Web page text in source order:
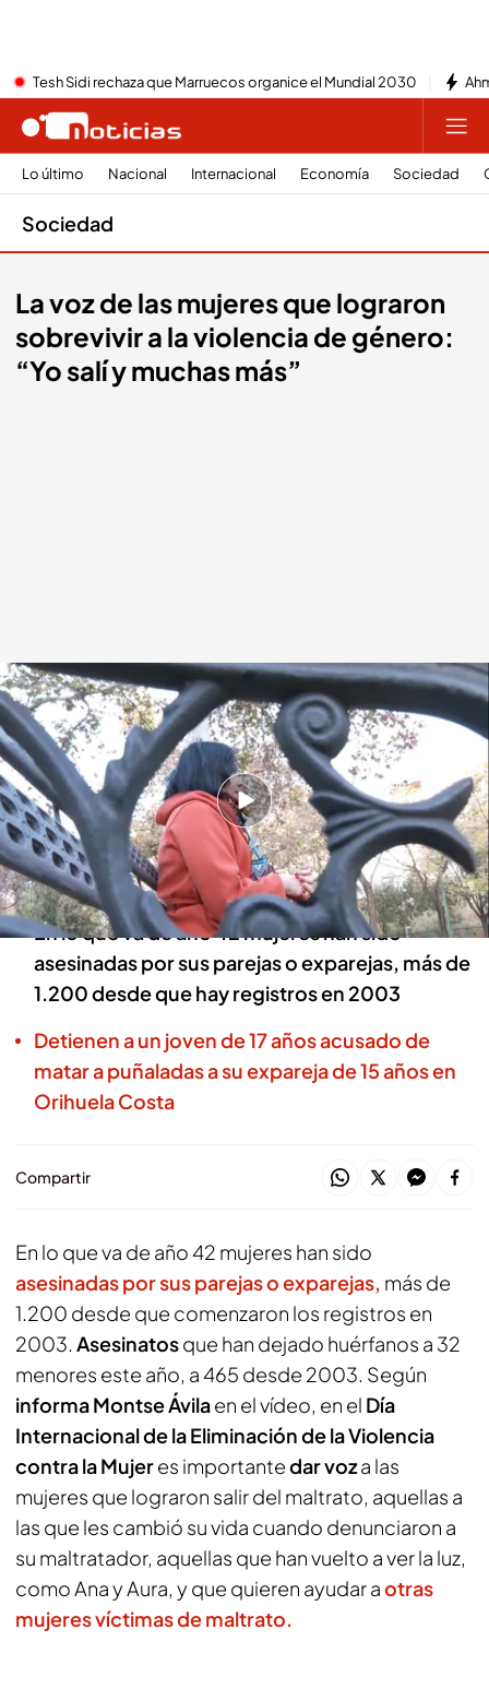
Tesh Sidi rechaza que Marruecos organice el Mundial 2030
Lo último Nacional Internacional Economía Sociedad
Sociedad
La voz de las mujeres que lograron
sobrevivir a la violencia de género:
“Yo salí y muchas más”
El relato de dos mujeres que sobrevivieron a la violencia de género
Redacción digital Noticias Cuatro
25 NOV 2024 - 20:54h.
Ana y Aura fueron víctimas de la violencia de
género e insisten en la importancia de que las
víctimas cuenten lo que les ocurre
En lo que va de año 42 mujeres han sido
asesinadas por sus parejas o exparejas, más de
1.200 desde que hay registros en 2003
Detienen a un joven de 17 años acusado de
matar a puñaladas a su expareja de 15 años en
Orihuela Costa
Compartir
En lo que va de año 42 mujeres han sido
asesinadas por sus parejas o exparejas, más de
1.200 desde que comenzaron los registros en
2003. Asesinatosque han dejado huérfanos a 32
menores este año, a 465 desde 2003. Según
informa Montse Ávilaen el vídeo, en el Día
Internacional de la Eliminación de la Violencia
contra la Mujeres importantedar voza las
mujeres que lograron salir del maltrato, aquellas a
las que les cambió su vida cuando denunciaron a
su maltratador, aquellas que han vuelto a ver la luz,
como Ana y Aura, y que quieren ayudar aotras
mujeres víctimas de maltrato.